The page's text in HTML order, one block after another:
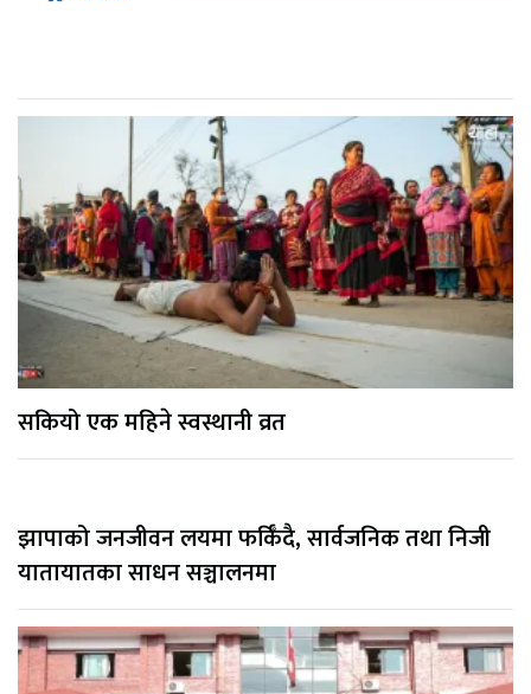
सकियो एक महिने स्वस्थानी व्रत
झापाको जनजीवन लयमा फर्किँदै, सार्वजनिक तथा निजी
यातायातका साधन सञ्चालनमा